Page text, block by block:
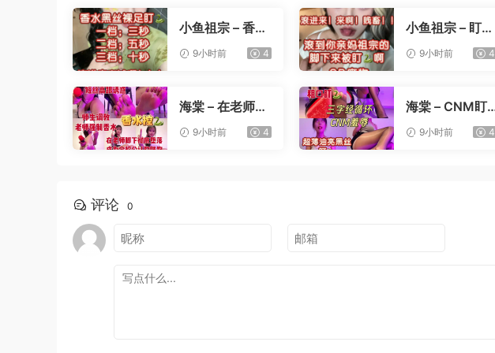
小鱼祖宗 – 香水
黑丝裸足盯射
9小时前 4
小鱼祖宗 – 盯射
9小时前 4
海棠 – 在老师办
9小时前 4
海棠 – CNM盯
9小时前 4
评论 0